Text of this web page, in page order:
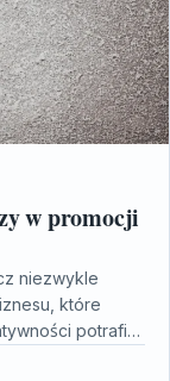
w promocji
niezwykle
które
potrafi